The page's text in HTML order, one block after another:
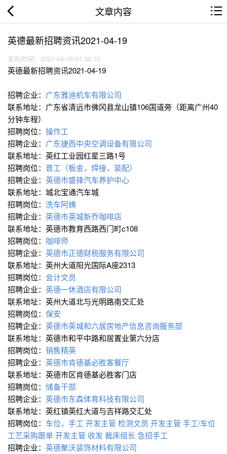
文章内容
英德最新招聘资讯2021-04-19
发布时间：2021-04-19 01:30:10
英德最新招聘资讯2021-04-19
招聘企业： 广东雅迪机车有限公司
联系地址：广东省清远市佛冈县龙山镇106国道旁（距离广州40
分钟车程）
招聘岗位： 操作工
招聘企业： 广东捷西中央空调设备有限公司
联系地址：英红工业园红星三路1号
招聘岗位： 普工（板金，焊接，装配）
招聘企业： 英德市盛锋汽车养护中心
联系地址：城北宝通汽车城
招聘岗位： 洗车阿姨
招聘企业： 英德市英城新乔咖啡店
联系地址：英德市教育西路西门町c108
招聘岗位： 咖啡师
招聘企业： 英德市正德财税服务有限公司
联系地址：英州大道阳光国际A座2313
招聘岗位： 会计文员
招聘企业： 英德一休酒店有限公司
联系地址：英州大道北与光明路南交汇处
招聘岗位： 保安
招聘企业： 英德市英城和六居房地产信息咨询服务部
联系地址：英德市和平中路和居置业第六分店
招聘岗位： 销售精英
招聘企业： 英德市肯德基必胜客餐厅
联系地址：英德市区肯德基必胜客门店
招聘岗位： 储备干部
招聘企业： 英德市东森体育科技有限公司
联系地址：英红镇英红大道与吉祥路交汇处
招聘岗位： 车位，手工 开发主管 检测文员 开发主管 手工/车位
工艺采购跟单开发主管 收发 裁床组长 急招手工
招聘企业： 英德聚沃装饰材料有限公司